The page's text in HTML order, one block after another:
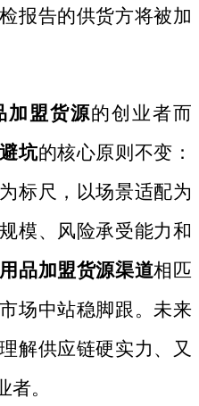
报告的供货方将被加
加盟货源的创业者而
坑的核心原则不变：
标尺，以场景适配为
模、风险承受能力和
品加盟货源渠道相匹
场中站稳脚跟。未来
解供应链硬实力、又
。